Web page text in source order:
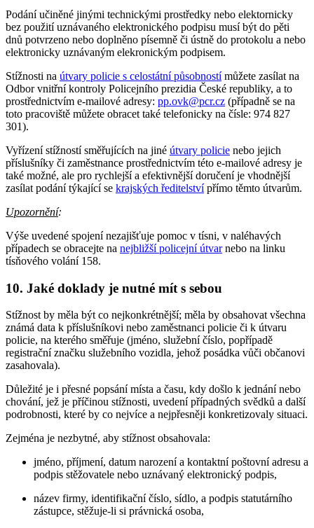
Podání učiněné jinými technickými prostředky nebo elektornicky
bez použití uznávaného elektronického podpisu musí být do pěti
dnů potvrzeno nebo doplněno písemně či ústně do protokolu a nebo
elektronicky uznávaným elekronickým podpisem.
Stížnosti na útvary policie s celostátní působnostímůžete zasílat na
Odbor vnitřní kontroly Policejního prezidia České republiky, a to
prostřednictvím e-mailové adresy: pp.ovk@pcr.cz (případně se na
toto pracoviště můžete obracet také telefonicky na čísle: 974 827
301).
Vyřízení stížností směřujících na jiné útvary policie nebo jejich
příslušníky či zaměstnance prostřednictvím této e-mailové adresy je
také možné, ale pro rychlejší a efektivnější doručení je vhodnější
zasílat podání týkající se krajských ředitelstvípřímo těmto útvarům.
Upozornění:
Výše uvedené spojení nezajišťuje pomoc v tísni, v naléhavých
případech se obracejte na nejbližší policejní útvarnebo na linku
tísňového volání 158.
10. Jaké doklady je nutné mít s sebou
Stížnost by měla být co nejkonkrétnější; měla by obsahovat všechna
známá data k příslušníkovi nebo zaměstnanci policie či k útvaru
policie, na kterého směřuje (jméno, služební číslo, popřípadě
registrační značku služebního vozidla, jehož posádka vůči občanovi
zasahovala).
Důležité je i přesné popsání místa a času, kdy došlo k jednání nebo
chování, jež je příčinou stížnosti, uvedení případných svědků a další
podrobnosti, které by co nejvíce a nejpřesněji konkretizovaly situaci.
Zejména je nezbytné, aby stížnost obsahovala:
jméno, příjmení, datum narození a kontaktní poštovní adresu a
podpis stěžovatele nebo uznávaný elektronický podpis,
název firmy, identifikační číslo, sídlo, a podpis statutárního
zástupce, stěžuje-li si právnická osoba,